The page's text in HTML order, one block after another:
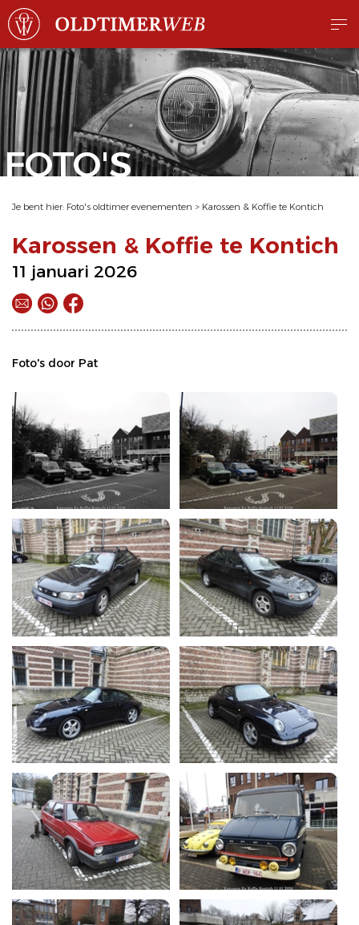
FOTO'S
Je bent hier: Foto's oldtimer evenementen > Karossen & Koffie te Kontich
Karossen & Koffie te Kontich
11 januari 2026
Foto's door Pat